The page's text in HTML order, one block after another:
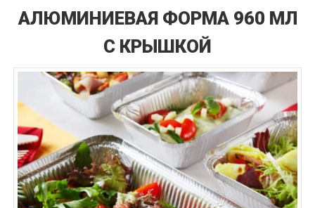
АЛЮМИНИЕВАЯ ФОРМА 960 МЛ
С КРЫШКОЙ